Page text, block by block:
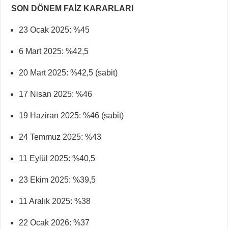
SON DÖNEM FAİZ KARARLARI
23 Ocak 2025: %45
6 Mart 2025: %42,5
20 Mart 2025: %42,5 (sabit)
17 Nisan 2025: %46
19 Haziran 2025: %46 (sabit)
24 Temmuz 2025: %43
11 Eylül 2025: %40,5
23 Ekim 2025: %39,5
11 Aralık 2025: %38
22 Ocak 2026: %37